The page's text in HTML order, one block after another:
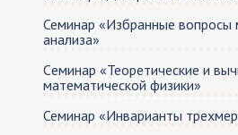
Семинар «Избранные вопросы
анализа»
Cеминар «Теоретические и
математической физики»
Семинар «Инварианты